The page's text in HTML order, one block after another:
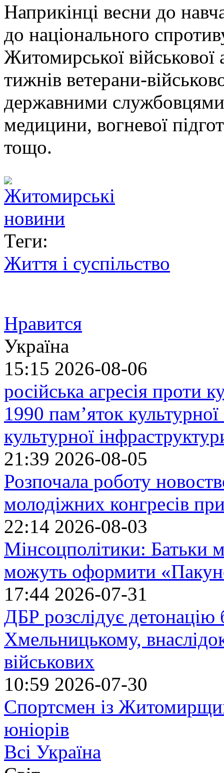
Наприкінці весни до
до національного
Житомирської військової
тижнів ветерани-
державними службовцями
медицини, вогневої
тощо.
Теги:
Життя і суспільство
Нравится
Україна
15:15 2026-08-06
російська агресія проти
1990 пам’яток
культурної
21:39 2026-08-05
Розпочала роботу
молодіжних конгресів
22:14 2026-08-03
Мінсоцполітики: Батьки
можуть оформити
17:44 2026-07-31
ДБР розслідує детонацію
Хмельницькому,
військових
10:59 2026-07-30
Спортсмен із
юніорів
Всі Україна